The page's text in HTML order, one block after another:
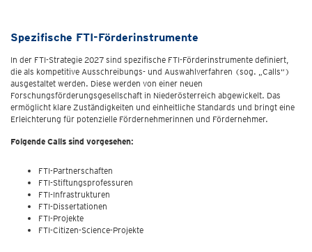
Spezifische FTI-Förderinstrumente
In der FTI-Strategie 2027 sind spezifische FTI-Förderinstrumente definiert,
die als kompetitive Ausschreibungs- und Auswahlverfahren (sog. „Calls“)
ausgestaltet werden. Diese werden von einer neuen
Forschungsförderungsgesellschaft in Niederösterreich abgewickelt. Das
ermöglicht klare Zuständigkeiten und einheitliche Standards und bringt eine
Erleichterung für potenzielle Fördernehmerinnen und Fördernehmer.
Folgende Calls sind vorgesehen:
FTI-Partnerschaften
FTI-Stiftungsprofessuren
FTI-Infrastrukturen
FTI-Dissertationen
FTI-Projekte
FTI-Citizen-Science-Projekte